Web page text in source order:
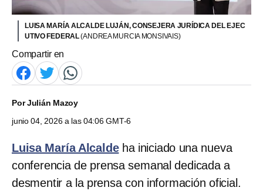
LUISA MARÍA ALCALDE LUJÁN, CONSEJERA JURÍDICA DEL EJEC
UTIVO FEDERAL(ANDREA MURCIA MONSIVAIS)
Compartir en
PorJulián Mazoy
junio 04, 2026 a las 04:06 GMT-6
Luisa María Alcaldeha iniciado una nueva
conferencia de prensa semanal dedicada a
desmentir a la prensa con información oficial.